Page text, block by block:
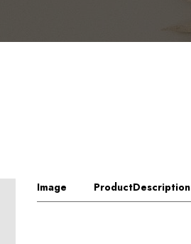
Image ProductDescription